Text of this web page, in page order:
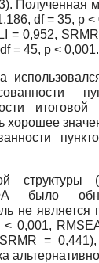
Полученная
df = 35, p
= 0,952,
= 45, p < 0,001.
итоговой
хорошее
структуры
было
не является
0,001,
=